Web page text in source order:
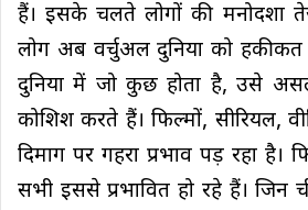
हैं। इसके चलते लोगों की मनोदशा
लोग अब वर्चुअल दुनिया को
दुनिया में जो कुछ होता है, उसे
कोशिश करते हैं। फिल्मों, सीरियल,
दिमाग पर गहरा प्रभाव पड़ रहा है।
सभी इससे प्रभावित हो रहे हैं। जिन